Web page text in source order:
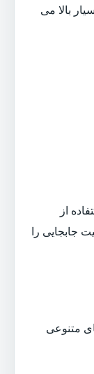
بالا می
از
جابجایی را
متنوعی